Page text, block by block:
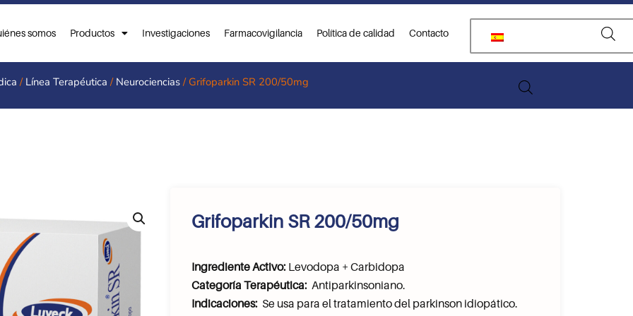
somos Productos Investigaciones Farmacovigilancia Política de calidad Contacto
/ Línea Terapéutica / Neurociencias/ Grifoparkin SR 200/50mg
Grifoparkin SR 200/50mg
Ingrediente Activo:Levodopa + Carbidopa
Categoría Terapéutica:Antiparkinsoniano.
Indicaciones:Se usa para el tratamiento del parkinson idiopático.